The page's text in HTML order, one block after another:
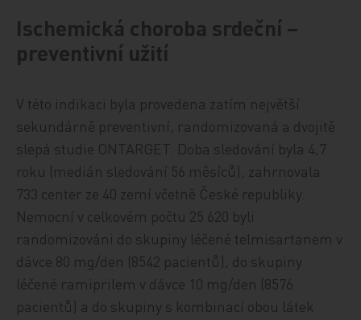
Ischemická choroba srdeční –
preventivní užití
V této indikaci byla provedena zatím největší
sekundárně preventivní, randomizovaná a dvojitě
slepá studie ONTARGET. Doba sledování byla 4,7
roku (medián sledování 56 měsíců), zahrnovala
733 center ze 40 zemí včetně České republiky.
Nemocní v celkovém počtu 25 620 byli
randomizováni do skupiny léčené telmisartanem v
dávce 80 mg/den (8542 pacientů), do skupiny
léčené ramiprilem v dávce 10 mg/den (8576
pacientů) a do skupiny s kombinací obou látek